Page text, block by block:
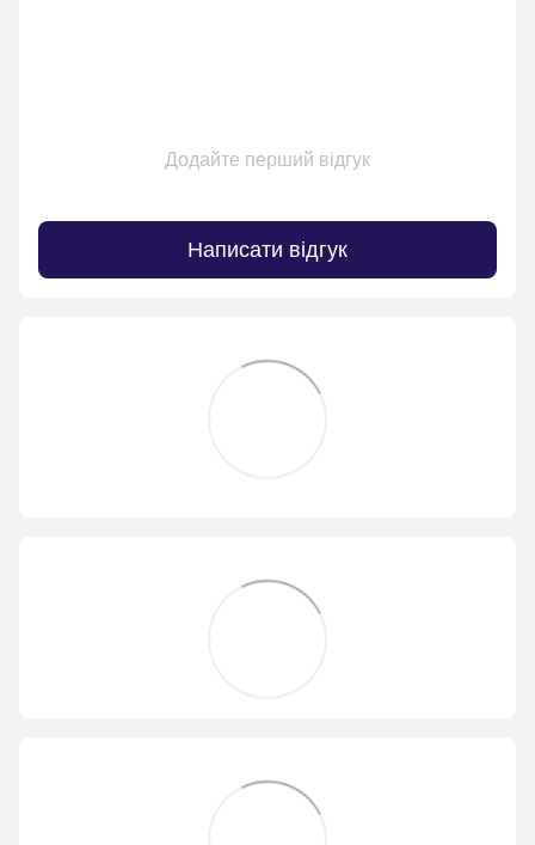
Додайте перший відгук
Написати відгук